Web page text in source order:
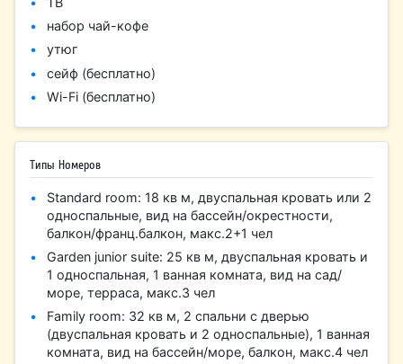
набор чай-кофе
утюг
сейф (бесплатно)
Wi-Fi (бесплатно)
Типы Номеров
Standard room: 18 кв м, двуспальная кровать или 2
односпальные, вид на бассейн/окрестности,
балкон/франц.балкон, макс.2+1 чел
Garden junior suite: 25 кв м, двуспальная кровать и
1 односпальная, 1 ванная комната, вид на сад/
море, терраса, макс.3 чел
Family room: 32 кв м, 2 спальни с дверью
(двуспальная кровать и 2 односпальные), 1 ванная
комната, вид на бассейн/море, балкон, макс.4 чел